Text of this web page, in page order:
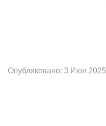
Опубликовано: 3 Июл 2025